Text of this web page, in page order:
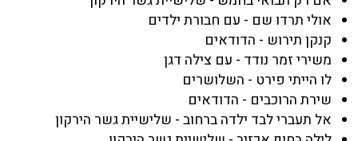
אולי תרדו שם - עם חבורת ילדים
קנקן תירוש - הדודאים
משירי זמר נודד - עם צילה דגן
לו הייתי פירט - השלושרים
שירת הרוכבים - הדודאים
אל תעברי לבד ילדה ברחוב - שלישיית גשר הירקון